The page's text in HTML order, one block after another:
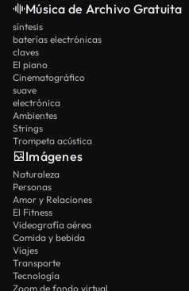
Música de Archivo Gratuita
síntesis
baterías electrónicas
claves
El piano
Cinematográfico
suave
electrónica
Ambientes
Strings
Trompeta acústica
Imágenes
Naturaleza
Personas
Amor y Relaciones
El Fitness
Videografía aérea
Comida y bebida
Viajes
Transporte
Tecnología
Zoom de fondo virtual